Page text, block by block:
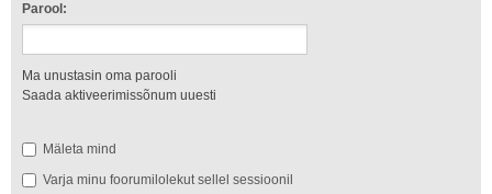
Parool:
Ma unustasin oma parooli
Saada aktiveerimissõnum uuesti
Mäleta mind
Varja minu foorumilolekut sellel sessioonil